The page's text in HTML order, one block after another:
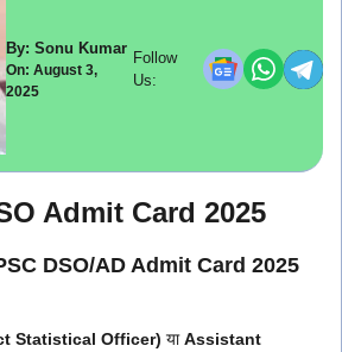
By: Sonu Kumar
On: August 3,
2025
Follow
Us:
Admit Card 2025
DSO/AD Admit Card 2025
Statistical Officer) याAssistant